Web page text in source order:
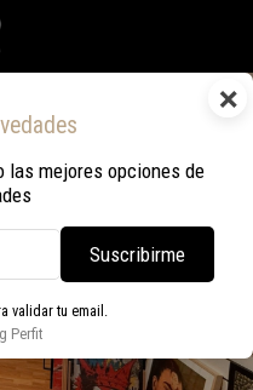
×
las mejores opciones de
Suscribirme
validar tu email.
Perfit